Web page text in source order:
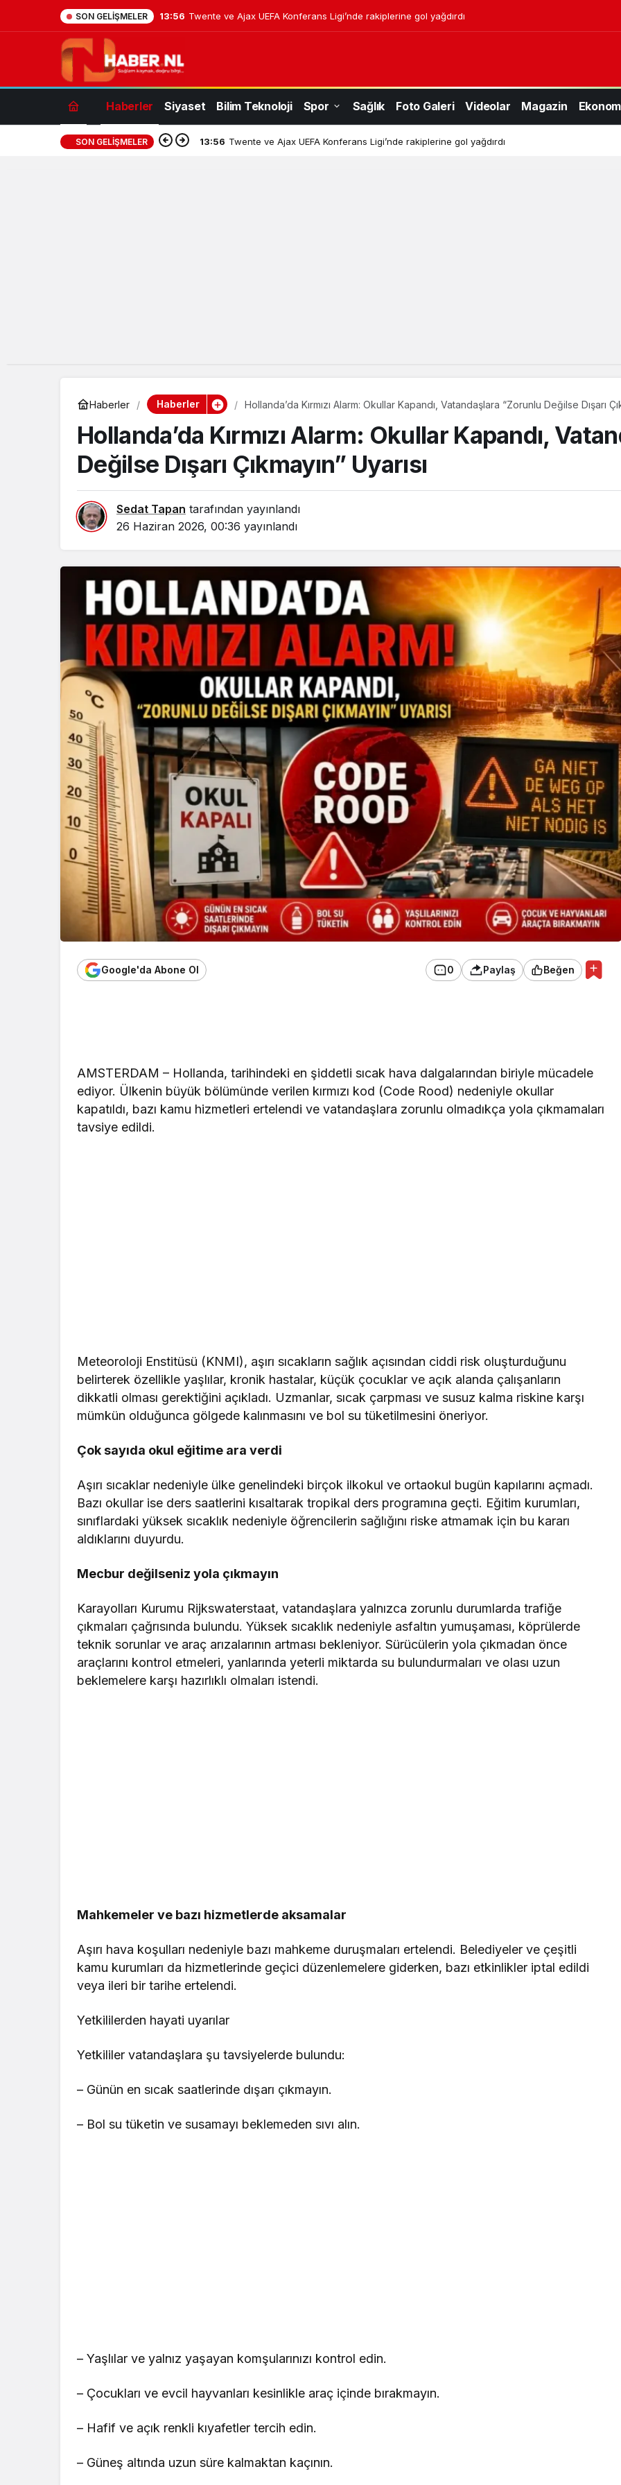
SON GELIŞMELER 13:56 Twente ve Ajax UEFA Konferans Ligi’nde rakiplerine gol yağdırdı
Haberler Siyaset Bilim Teknoloji Spor Sağlık Foto Galeri Videolar Magazin
SON GELIŞMELER 13:56 Twente ve Ajax UEFA Konferans Ligi’nde rakiplerine gol yağdırdı
Haberler Haberler Hollanda’da Kırmızı Alarm: Okullar Kapandı, Vatandaşlara “Zorunlu Değilse Dışarı
Hollanda’da Kırmızı Alarm: Okullar Kapandı,
Değilse Dışarı Çıkmayın” Uyarısı
Sedat Tapan tarafından yayınlandı
26 Haziran 2026, 00:36 yayınlandı
Google'da Abone Ol 0 Paylaş Beğen
AMSTERDAM – Hollanda, tarihindeki en şiddetli sıcak hava dalgalarından biriyle mücadele
ediyor. Ülkenin büyük bölümünde verilen kırmızı kod (Code Rood) nedeniyle okullar
kapatıldı, bazı kamu hizmetleri ertelendi ve vatandaşlara zorunlu olmadıkça yola çıkmamaları
tavsiye edildi.
Meteoroloji Enstitüsü (KNMI), aşırı sıcakların sağlık açısından ciddi risk oluşturduğunu
belirterek özellikle yaşlılar, kronik hastalar, küçük çocuklar ve açık alanda çalışanların
dikkatli olması gerektiğini açıkladı. Uzmanlar, sıcak çarpması ve susuz kalma riskine karşı
mümkün olduğunca gölgede kalınmasını ve bol su tüketilmesini öneriyor.
Çok sayıda okul eğitime ara verdi
Aşırı sıcaklar nedeniyle ülke genelindeki birçok ilkokul ve ortaokul bugün kapılarını açmadı.
Bazı okullar ise ders saatlerini kısaltarak tropikal ders programına geçti. Eğitim kurumları,
sınıflardaki yüksek sıcaklık nedeniyle öğrencilerin sağlığını riske atmamak için bu kararı
aldıklarını duyurdu.
Mecbur değilseniz yola çıkmayın
Karayolları Kurumu Rijkswaterstaat, vatandaşlara yalnızca zorunlu durumlarda trafiğe
çıkmaları çağrısında bulundu. Yüksek sıcaklık nedeniyle asfaltın yumuşaması, köprülerde
teknik sorunlar ve araç arızalarının artması bekleniyor. Sürücülerin yola çıkmadan önce
araçlarını kontrol etmeleri, yanlarında yeterli miktarda su bulundurmaları ve olası uzun
beklemelere karşı hazırlıklı olmaları istendi.
Mahkemeler ve bazı hizmetlerde aksamalar
Aşırı hava koşulları nedeniyle bazı mahkeme duruşmaları ertelendi. Belediyeler ve çeşitli
kamu kurumları da hizmetlerinde geçici düzenlemelere giderken, bazı etkinlikler iptal edildi
veya ileri bir tarihe ertelendi.
Yetkililerden hayati uyarılar
Yetkililer vatandaşlara şu tavsiyelerde bulundu:
– Günün en sıcak saatlerinde dışarı çıkmayın.
– Bol su tüketin ve susamayı beklemeden sıvı alın.
– Yaşlılar ve yalnız yaşayan komşularınızı kontrol edin.
– Çocukları ve evcil hayvanları kesinlikle araç içinde bırakmayın.
– Hafif ve açık renkli kıyafetler tercih edin.
– Güneş altında uzun süre kalmaktan kaçının.